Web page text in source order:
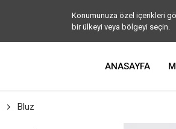
Konumunuza özel içerikleri
bir ülkeyi veya bölgeyi seçin.
ANASAYFA
Bluz